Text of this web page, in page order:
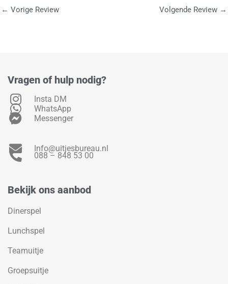
← Vorige Review Volgende Review →
Vragen of hulp nodig?
Insta DM
WhatsApp
Messenger
Info@uitjesbureau.nl
088 – 848 53 00
Bekijk ons aanbod
Dinerspel
Lunchspel
Teamuitje
Groepsuitje